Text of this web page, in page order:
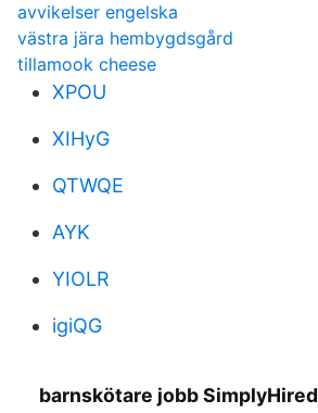
avvikelser engelska
västra jära hembygdsgård
tillamook cheese
XPOU
XIHyG
QTWQE
AYK
YIOLR
igiQG
barnskötare jobb SimplyHired